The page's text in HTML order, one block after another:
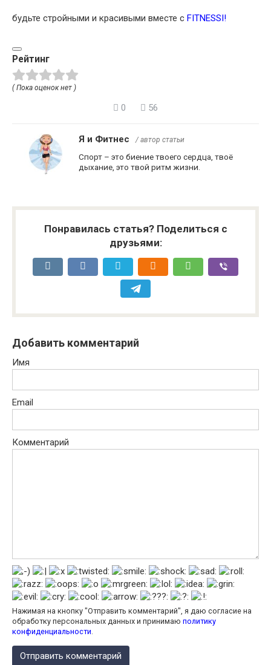
будьте стройными и красивыми вместе с FITNESSI!
Рейтинг
( Пока оценок нет )
0 56
Я и Фитнес / автор статьи
Спорт – это биение твоего сердца, твоё
дыхание, это твой ритм жизни.
Понравилась статья? Поделиться с
друзьями:
Добавить комментарий
Имя
Email
Комментарий
Нажимая на кнопку "Отправить комментарий", я даю согласие на
обработку персональных данных и принимаю политику
конфиденциальности